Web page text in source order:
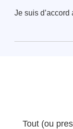
Je suis d’accord
Tout (ou